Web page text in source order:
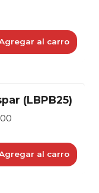
al carro
(LBPB25)
al carro